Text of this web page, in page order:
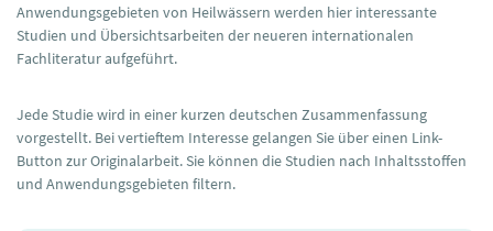
Anwendungsgebieten von Heilwässern werden hier interessante
Studien und Übersichtsarbeiten der neueren internationalen
Fachliteratur aufgeführt.
Jede Studie wird in einer kurzen deutschen Zusammenfassung
vorgestellt. Bei vertieftem Interesse gelangen Sie über einen Link-
Button zur Originalarbeit. Sie können die Studien nach Inhaltsstoffen
und Anwendungsgebieten filtern.